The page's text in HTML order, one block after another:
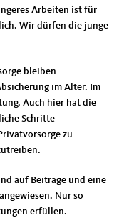
Arbeiten ist für
Wir dürfen die junge
bleiben
im Alter. Im
Auch hier hat die
Schritte
zu
auf Beiträge und eine
Nur so
erfüllen.